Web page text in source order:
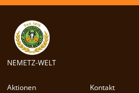
NEMETZ-WELT
Aktionen Kontakt